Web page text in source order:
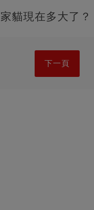
貓現在多大了？
下一頁